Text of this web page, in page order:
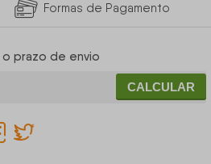
Formas de Pagamento
prazo de envio
CALCULAR